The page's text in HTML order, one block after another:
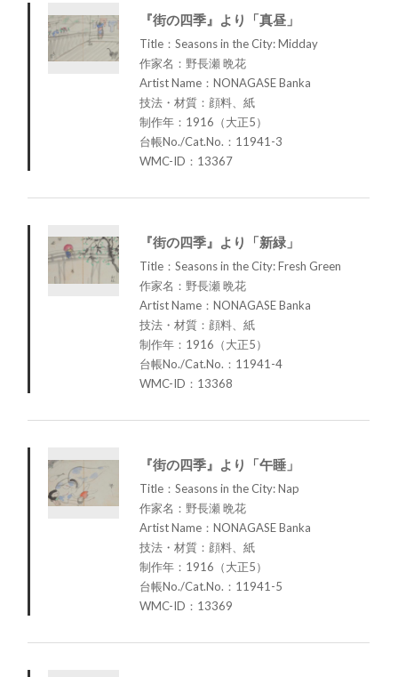
『街の四季』より「真昼」
Title：Seasons in the City: Midday
作家名：野長瀬 晩花
Artist Name：NONAGASE Banka
技法・材質：顔料、紙
制作年：1916（大正5）
台帳No./Cat.No.：11941-3
WMC-ID：13367
『街の四季』より「新緑」
Title：Seasons in the City: Fresh Green
作家名：野長瀬 晩花
Artist Name：NONAGASE Banka
技法・材質：顔料、紙
制作年：1916（大正5）
台帳No./Cat.No.：11941-4
WMC-ID：13368
『街の四季』より「午睡」
Title：Seasons in the City: Nap
作家名：野長瀬 晩花
Artist Name：NONAGASE Banka
技法・材質：顔料、紙
制作年：1916（大正5）
台帳No./Cat.No.：11941-5
WMC-ID：13369